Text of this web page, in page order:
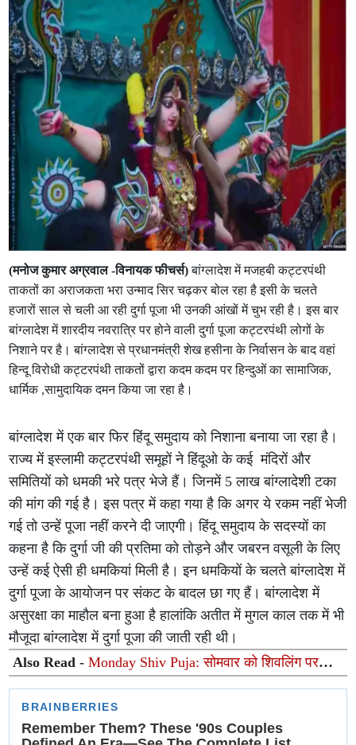
(मनोज कुमार अग्रवाल -विनायक फीचर्स)बांग्लादेश में मजहबी कट्टरपंथी
ताकतों का अराजकता भरा उन्माद सिर चढ़कर बोल रहा है इसी के चलते
हजारों साल से चली आ रही दुर्गा पूजा भी उनकी आंखों में चुभ रही है। इस बार
बांग्लादेश में शारदीय नवरात्रि पर होने वाली दुर्गा पूजा कट्टरपंथी लोगों के
निशाने पर है। बांग्लादेश से प्रधानमंत्री शेख हसीना के निर्वासन के बाद वहां
हिन्दू विरोधी कट्टरपंथी ताकतों द्वारा कदम कदम पर हिन्दुओं का सामाजिक,
धार्मिक ,सामुदायिक दमन किया जा रहा है।
बांग्लादेश में एक बार फिर हिंदू समुदाय को निशाना बनाया जा रहा है।
राज्य में इस्लामी कट्टरपंथी समूहों ने हिंदूओ के कई मंदिरों और
समितियों को धमकी भरे पत्र भेजे हैं। जिनमें 5 लाख बांग्लादेशी टका
की मांग की गई है। इस पत्र में कहा गया है कि अगर ये रकम नहीं भेजी
गई तो उन्हें पूजा नहीं करने दी जाएगी। हिंदू समुदाय के सदस्यों का
कहना है कि दुर्गा जी की प्रतिमा को तोड़ने और जबरन वसूली के लिए
उन्हें कई ऐसी ही धमकियां मिली है। इन धमकियों के चलते बांग्लादेश में
दुर्गा पूजा के आयोजन पर संकट के बादल छा गए हैं। बांग्लादेश में
असुरक्षा का माहौल बना हुआ है हालांकि अतीत में मुगल काल तक में भी
मौजूदा बांग्लादेश में दुर्गा पूजा की जाती रही थी।
Also Read -Monday Shiv Puja: सोमवार को शिवलिंग पर
चढ़ाएं ये 8 चीजें, महादेव दूर करेंगे हर कष्ट और चमकेगी किस्मत